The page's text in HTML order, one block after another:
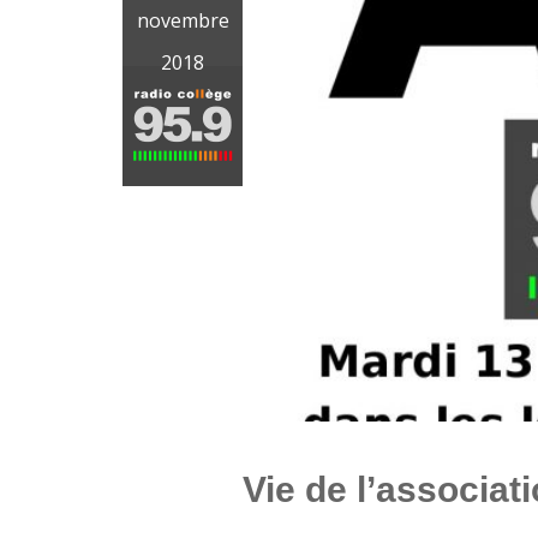
novembre
2018
Vie de